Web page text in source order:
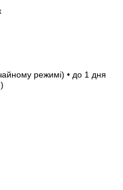
режимі) • до 1 дня